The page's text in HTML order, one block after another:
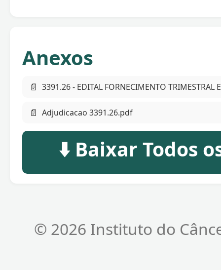
Anexos
📄 3391.26 - EDITAL FORNECIMENTO TRIMESTRAL
📄 Adjudicacao 3391.26.pdf
⬇️ Baixar Todos
© 2026 Instituto do